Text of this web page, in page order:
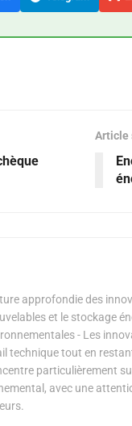
Article
approfondie des
et le stockage
- Les
technique tout en
particulièrement
avec une